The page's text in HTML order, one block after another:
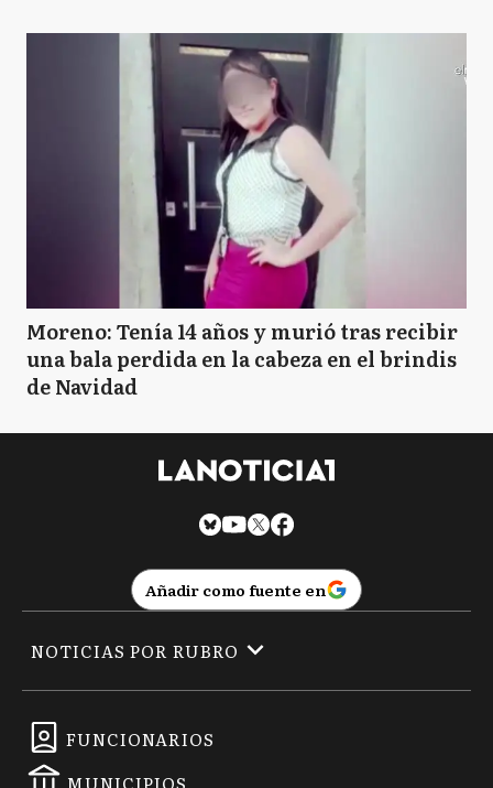
Moreno: Tenía 14 años y murió tras recibir
una bala perdida en la cabeza en el brindis
de Navidad
Añadir como fuente en
FUNCIONARIOS
NOTICIAS POR RUBRO